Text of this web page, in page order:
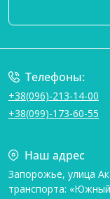
Телефоны:
+38(096)-213-14-00
+38(099)-173-60-55
Наш адрес
Запорожье, улица
транспорта: